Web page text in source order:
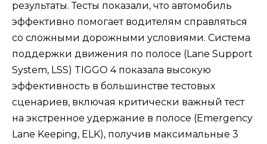
результаты. Тесты показали, что автомобиль
эффективно помогает водителям справляться
со сложными дорожными условиями. Система
поддержки движения по полосе (Lane Support
System, LSS) TIGGO 4 показала высокую
эффективность в большинстве тестовых
сценариев, включая критически важный тест
на экстренное удержание в полосе (Emergency
Lane Keeping, ELK), получив максимальные 3